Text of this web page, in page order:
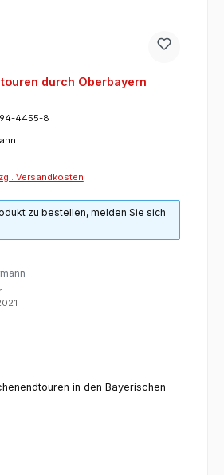
durch Oberbayern
4455-8
Versandkosten
zu bestellen, melden Sie sich